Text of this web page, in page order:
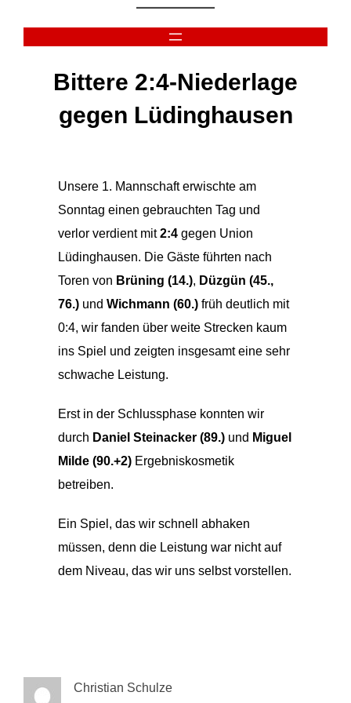
Bittere 2:4-Niederlage
gegen Lüdinghausen
Unsere 1. Mannschaft erwischte am
Sonntag einen gebrauchten Tag und
verlor verdient mit2:4 gegen Union
Lüdinghausen. Die Gäste führten nach
Toren von Brüning (14.), Düzgün (45.,
76.) undWichmann (60.) früh deutlich mit
0:4, wir fanden über weite Strecken kaum
ins Spiel und zeigten insgesamt eine sehr
schwache Leistung.
Erst in der Schlussphase konnten wir
durch Daniel Steinacker (89.) und Miguel
Milde (90.+2) Ergebniskosmetik
betreiben.
Ein Spiel, das wir schnell abhaken
müssen, denn die Leistung war nicht auf
dem Niveau, das wir uns selbst vorstellen.
Christian Schulze